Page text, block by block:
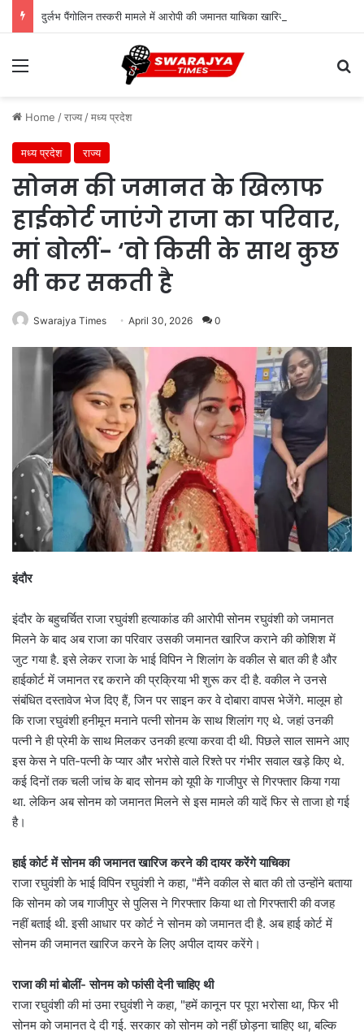
दुर्लभ पैंगोलिन तस्करी मामले में आरोपी की जमानत याचिका खारिज
Menu
Home /राज्य /मध्य प्रदेश
मध्य प्रदेश राज्य
सोनम की जमानत के खिलाफ
हाईकोर्ट जाएंगे राजा का परिवार,
मां बोलीं- ‘वो किसी के साथ कुछ
भी कर सकती है
Swarajya Times April 30, 2026 0
इंदौर
इंदौर के बहुचर्चित राजा रघुवंशी हत्याकांड की आरोपी सोनम रघुवंशी को जमानत
मिलने के बाद अब राजा का परिवार उसकी जमानत खारिज कराने की कोशिश में
जुट गया है. इसे लेकर राजा के भाई विपिन ने शिलांग के वकील से बात की है और
हाईकोर्ट में जमानत रद्द कराने की प्रक्रिया भी शुरू कर दी है. वकील ने उनसे
संबंधित दस्तावेज भेज दिए हैं, जिन पर साइन कर वे दोबारा वापस भेजेंगे. मालूम हो
कि राजा रघुवंशी हनीमून मनाने पत्नी सोनम के साथ शिलांग गए थे. जहां उनकी
पत्नी ने ही प्रेमी के साथ मिलकर उनकी हत्या करवा दी थी. पिछले साल सामने आए
इस केस ने पति-पत्नी के प्यार और भरोसे वाले रिश्ते पर गंभीर सवाल खड़े किए थे.
कई दिनों तक चली जांच के बाद सोनम को यूपी के गाजीपुर से गिरफ्तार किया गया
था. लेकिन अब सोनम को जमानत मिलने से इस मामले की यादें फिर से ताजा हो गई
है।
हाई कोर्ट में सोनम की जमानत खारिज करने की दायर करेंगे याचिका
राजा रघुवंशी के भाई विपिन रघुवंशी ने कहा, "मैंने वकील से बात की तो उन्होंने बताया
कि सोनम को जब गाजीपुर से पुलिस ने गिरफ्तार किया था तो गिरफ्तारी की वजह
नहीं बताई थी. इसी आधार पर कोर्ट ने सोनम को जमानत दी है. अब हाई कोर्ट में
सोनम की जमानत खारिज करने के लिए अपील दायर करेंगे।
राजा की मां बोलीं- सोनम को फांसी देनी चाहिए थी
राजा रघुवंशी की मां उमा रघुवंशी ने कहा, "हमें कानून पर पूरा भरोसा था, फिर भी
सोनम को जमानत दे दी गई. सरकार को सोनम को नहीं छोड़ना चाहिए था, बल्कि